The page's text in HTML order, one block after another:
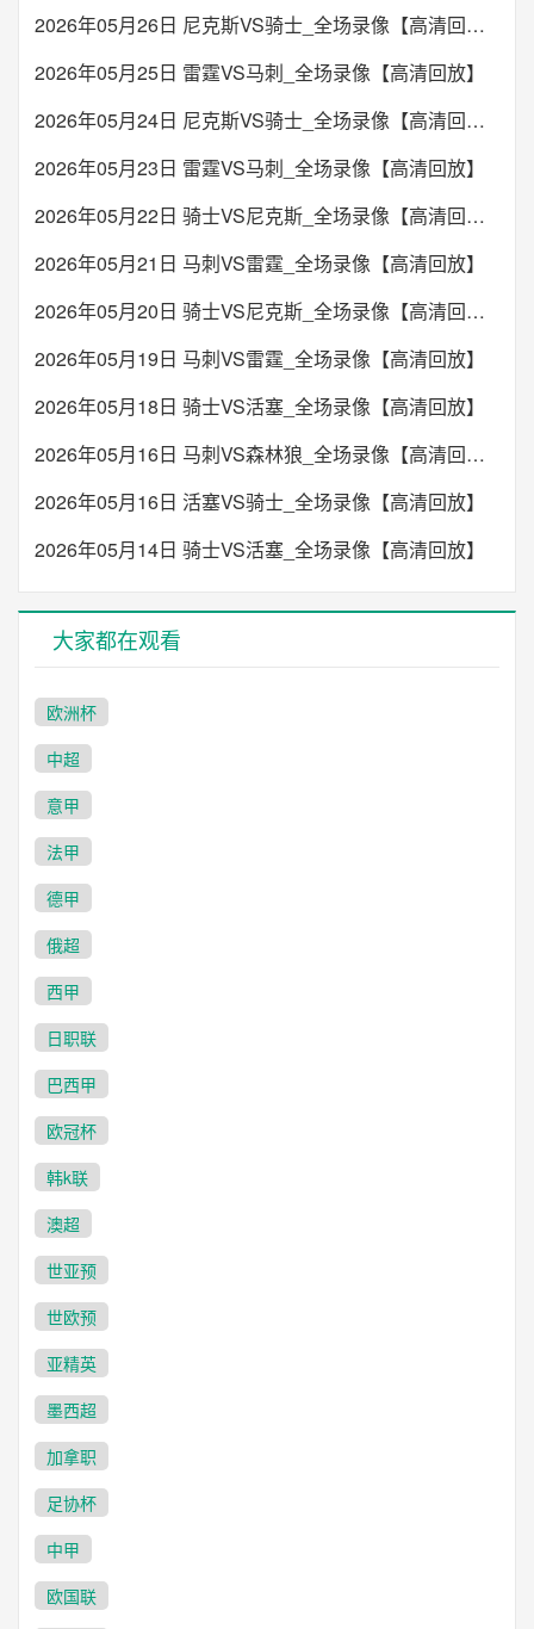
2026年05月26日 尼克斯VS骑士_全场录像【高清回放】
2026年05月25日 雷霆VS马刺_全场录像【高清回放】
2026年05月24日 尼克斯VS骑士_全场录像【高清回放】
2026年05月23日 雷霆VS马刺_全场录像【高清回放】
2026年05月22日 骑士VS尼克斯_全场录像【高清回放】
2026年05月21日 马刺VS雷霆_全场录像【高清回放】
2026年05月20日 骑士VS尼克斯_全场录像【高清回放】
2026年05月19日 马刺VS雷霆_全场录像【高清回放】
2026年05月18日 骑士VS活塞_全场录像【高清回放】
2026年05月16日 马刺VS森林狼_全场录像【高清回放】
2026年05月16日 活塞VS骑士_全场录像【高清回放】
2026年05月14日 骑士VS活塞_全场录像【高清回放】
大家都在观看
欧洲杯
中超
意甲
法甲
德甲
俄超
西甲
日职联
巴西甲
欧冠杯
韩k联
澳超
世亚预
世欧预
亚精英
墨西超
加拿职
足协杯
中甲
欧国联